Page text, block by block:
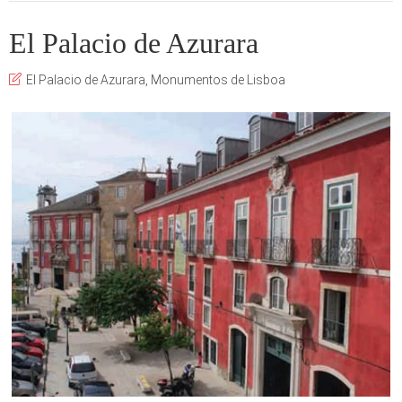
El Palacio de Azurara
El Palacio de Azurara, Monumentos de Lisboa